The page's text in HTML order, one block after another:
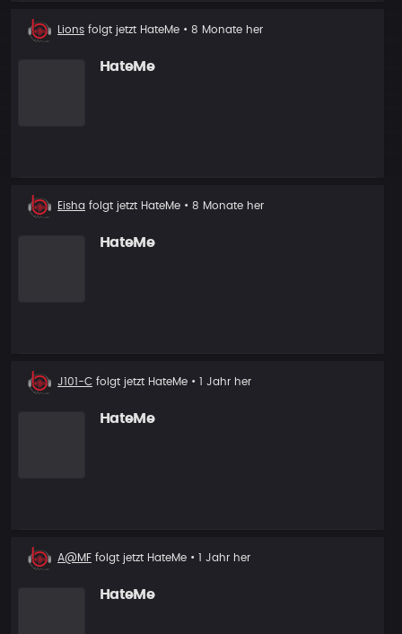
Neuer
Lions folgt jetzt HateMe • 8 Monate her
HateMe
Neuer
Eisha folgt jetzt HateMe • 8 Monate her
HateMe
Neuer
J101-C folgt jetzt HateMe • 1 Jahr her
HateMe
Neuer
Follower
A@MF folgt jetzt HateMe • 1 Jahr her
HateMe